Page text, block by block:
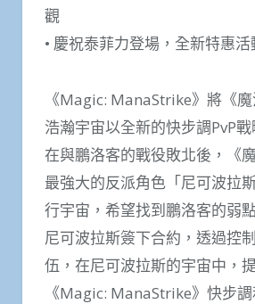
觀
• 慶祝泰菲力登場，全新特惠活
《Magic: ManaStrike》將《
浩瀚宇宙以全新的快步調PvP戰
在與鵬洛客的戰役敗北後，《
最強大的反派角色「尼可波拉
行宇宙，希望找到鵬洛客的弱
尼可波拉斯簽下合約，透過控
伍，在尼可波拉斯的宇宙中，
《Magic: ManaStrike》快步